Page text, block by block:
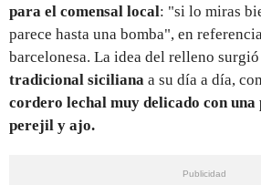
para el comensal local: "si lo miras
parece hasta una bomba", en
barcelonesa. La idea del relleno
tradicional siciliana a su día a día,
cordero lechal muy delicado con una
perejil y ajo.